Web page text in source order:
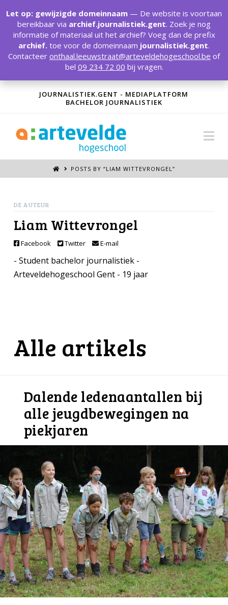
JOURNALISTIEK.GENT - MEDIAPLATFORM
BACHELOR JOURNALISTIEK
POSTS BY “LIAM WITTEVRONGEL”
DE AUTEUR
Liam Wittevrongel
Facebook Twitter E-mail
- Student bachelor journalistiek -
Arteveldehogeschool Gent - 19 jaar
Alle artikels
Dalende ledenaantallen bij
alle jeugdbewegingen na
piekjaren
Let op: gewijzigde domeinnaam — De website is voortaan
bereikbaar via archief.journalistiek.gent. Zoek je nog
informatie of materiaal uit het archief? Voeg dan de prefix
archief. toe voor de domeinnaam journalistiek.gent.
Contacteer onthaal.leeuwstraat@arteveldehogeschool.be of
bel 09 234 72 00 bij vragen.